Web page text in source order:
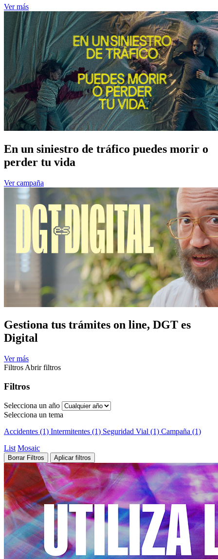
Ver más
En un siniestro de tráfico puedes morir o
perder tu vida
Ver campaña
Gestiona tus trámites on line, DGT es
Digital
Ver más
Filtros Abrir filtros
Filtros
Selecciona un año
Selecciona un tema
Accidentes (1) Intermitentes (1) Seguridad Vial (1) Campaña (1)
List Mosaic
Borrar Filtros Aplicar filtros